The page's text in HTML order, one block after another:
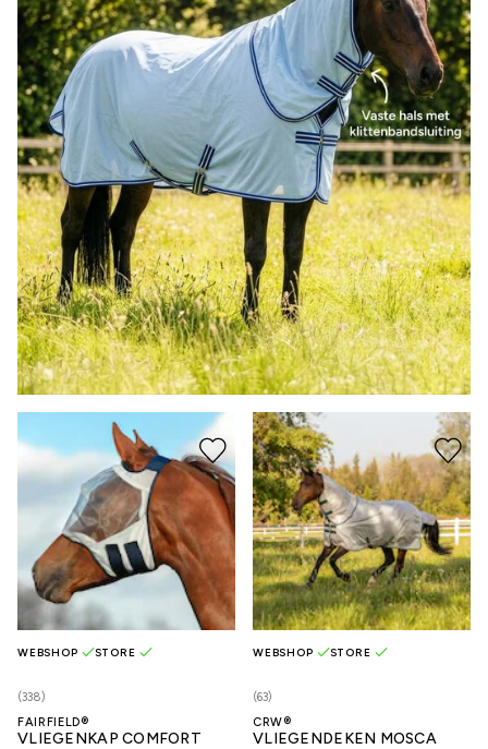
(338)
WEBSHOP STORE
FAIRFIELD®
VLIEGENKAP COMFORT
(63)
WEBSHOP STORE
CRW®
VLIEGENDEKEN MOSCA